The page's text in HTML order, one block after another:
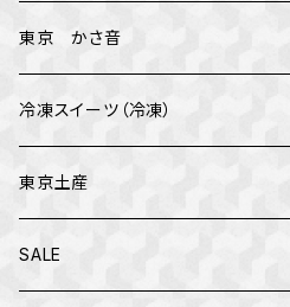
イベント
母の日
父の日
東京 かさ音
冷凍スイーツ（冷凍）
テオブロマ
トップス
東京土産
SALE